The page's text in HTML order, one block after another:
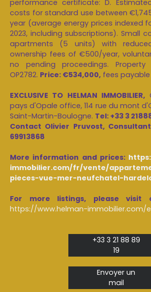
performance certificate: D.
costs for standard use between
year (average energy prices indexed
2023, including subscriptions). Small
apartments (5 units) with
ownership fees of €500/year,
no pending proceedings. Property
OP2782. Price: €534,000, fees
EXCLUSIVE TO HELMAN IMMOBILIER,
pays d'Opale office, 114 rue du mont
Saint-Martin-Boulogne. Tel: +33 3
Contact Olivier Pruvost,
69913868
More information and prices:
immobilier.com/fr/vente/
pieces-vue-mer-neufchatel-
For more listings, please visit
https://www.helman-immobilier.com/
+33 3 21 88 89
19
Envoyer un
mail